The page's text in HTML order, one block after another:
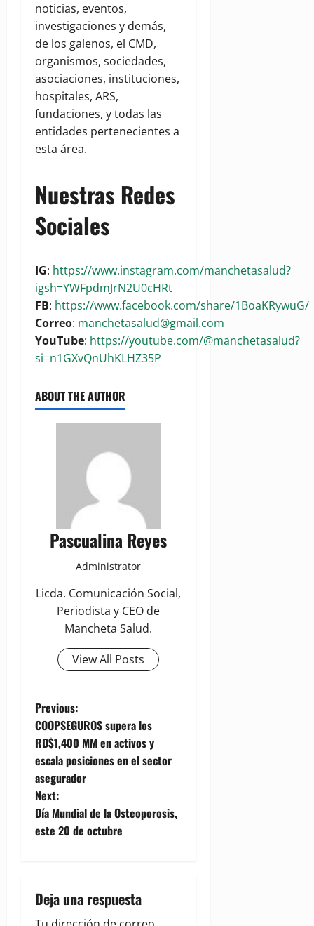
noticias, eventos,
investigaciones y demás,
de los galenos, el CMD,
organismos, sociedades,
asociaciones, instituciones,
hospitales, ARS,
fundaciones, y todas las
entidades pertenecientes a
esta área.
Nuestras Redes
Sociales
IG: https://www.instagram.com/manchetasalud?
igsh=YWFpdmJrN2U0cHRt
FB: https://www.facebook.com/share/1BoaKRywuG/
Correo: manchetasalud@gmail.com
YouTube: https://youtube.com/@manchetasalud?
si=n1GXvQnUhKLHZ35P
ABOUT THE AUTHOR
Pascualina Reyes
Administrator
Licda. Comunicación Social,
Periodista y CEO de
Mancheta Salud.
View All Posts
P
o
s
t
n
v
i
Previous:
COOPSEGUROS supera los
RD$1,400 MM en activos y
escala posiciones en el sector
asegurador
Next:
Día Mundial de la Osteoporosis,
este 20 de octubre
Deja una respuesta